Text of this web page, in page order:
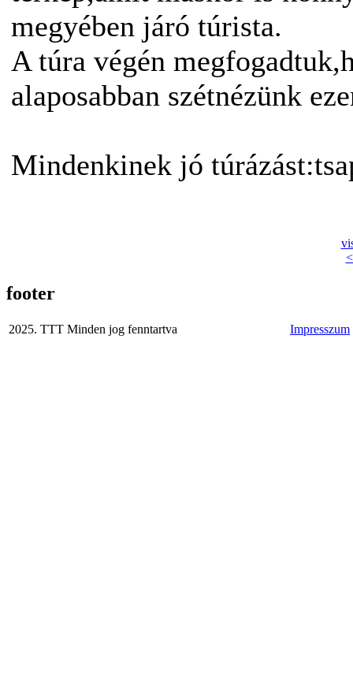
megyében járó túrista.
A túra végén
alaposabban szétnézünk
Mindenkinek jó
footer
2025. TTT Minden jog fenntartva Impresszum